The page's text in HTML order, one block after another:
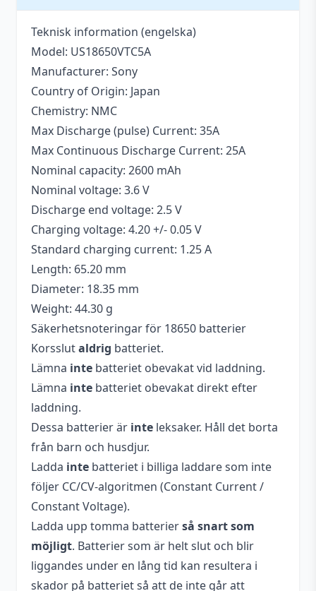
Teknisk information (engelska)
Model: US18650VTC5A
Manufacturer: Sony
Country of Origin: Japan
Chemistry: NMC
Max Discharge (pulse) Current: 35A
Max Continuous Discharge Current: 25A
Nominal capacity: 2600 mAh
Nominal voltage: 3.6 V
Discharge end voltage: 2.5 V
Charging voltage: 4.20 +/- 0.05 V
Standard charging current: 1.25 A
Length: 65.20 mm
Diameter: 18.35 mm
Weight: 44.30 g
Säkerhetsnoteringar för 18650 batterier
Korsslutaldrig batteriet.
Lämna inte batteriet obevakat vid laddning.
Lämna inte batteriet obevakat direkt efter
laddning.
Dessa batterier är inte leksaker. Håll det borta
från barn och husdjur.
Ladda inte batteriet i billiga laddare som inte
följer CC/CV-algoritmen (Constant Current /
Constant Voltage).
Ladda upp tomma batterierså snart som
möjligt. Batterier som är helt slut och blir
liggandes under en lång tid kan resultera i
skador på batteriet så att de inte går att
Antal
1 st
Typ
Batteri